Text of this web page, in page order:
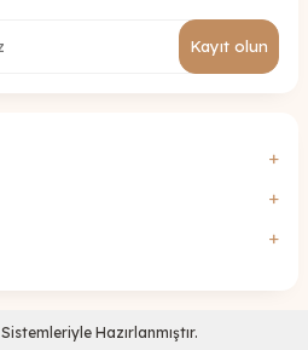
Kayıt olun
Sistemleriyle Hazırlanmıştır.